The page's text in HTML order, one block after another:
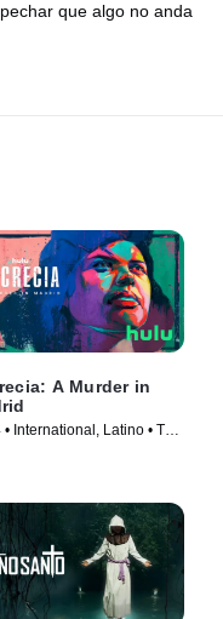
que algo no anda
A Murder in
• International, Latino • TV